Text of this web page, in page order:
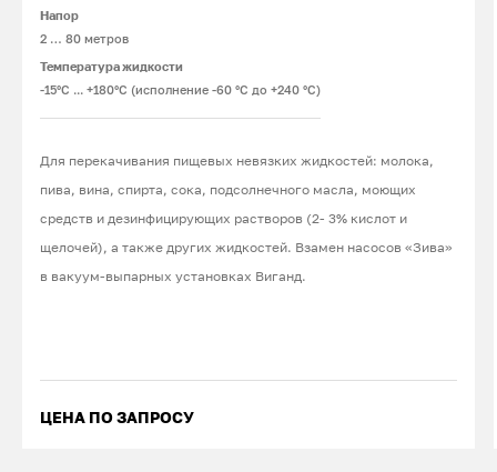
Напор
2 … 80 метров
Температура жидкости
-15°С ... +180°С (исполнение -60 °С до +240 °С)
Для перекачивания пищевых невязких жидкостей: молока,
пива, вина, спирта, сока, подсолнечного масла, моющих
средств и дезинфицирующих растворов (2- 3% кислот и
щелочей), а также других жидкостей. Взамен насосов «Зива»
в вакуум-выпарных установках Виганд.
ЦЕНА ПО ЗАПРОСУ